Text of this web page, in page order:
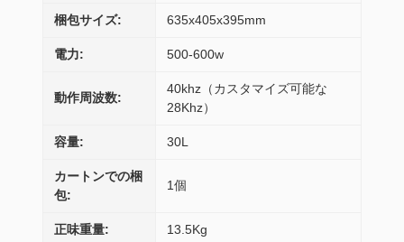
梱包サイズ: 635x405x395mm
電力: 500-600w
動作周波数:
40khz（カスタマイズ可能な
28Khz）
容量: 30L
カートンでの梱
包:
1個
正味重量: 13.5Kg